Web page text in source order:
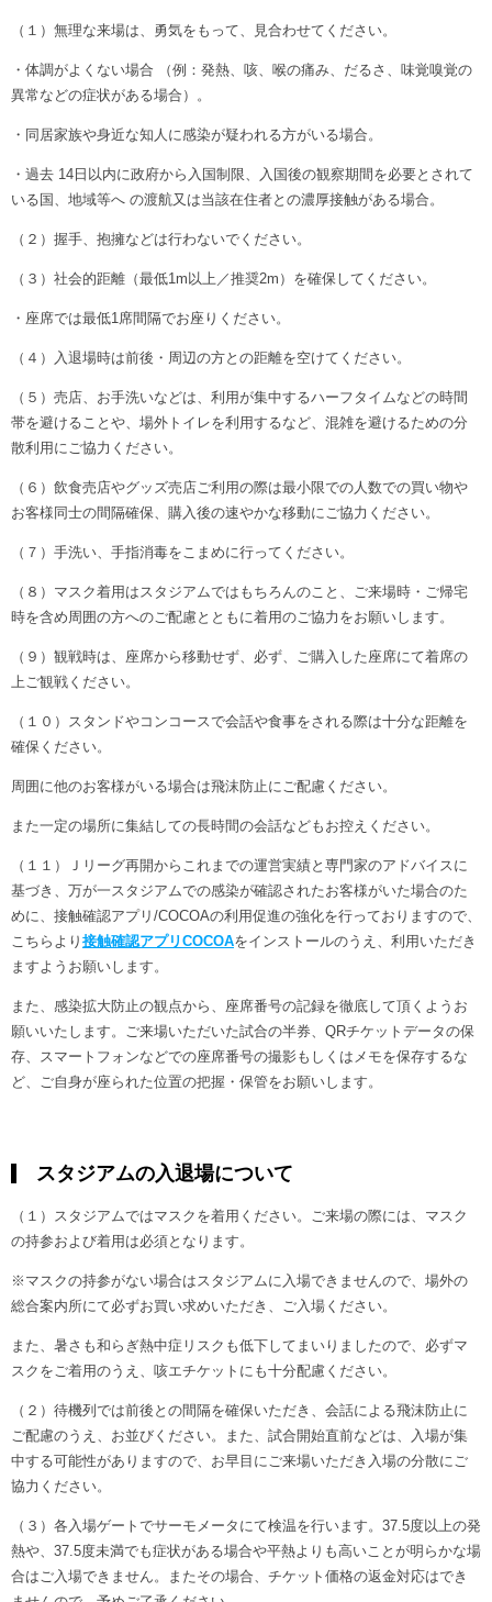
（１）無理な来場は、勇気をもって、見合わせてください。
・体調がよくない場合 （例：発熱、咳、喉の痛み、だるさ、味覚嗅覚の
異常などの症状がある場合）。
・同居家族や身近な知人に感染が疑われる方がいる場合。
・過去 14日以内に政府から入国制限、入国後の観察期間を必要とされて
いる国、地域等へ の渡航又は当該在住者との濃厚接触がある場合。
（２）握手、抱擁などは行わないでください。
（３）社会的距離（最低1m以上／推奨2m）を確保してください。
・座席では最低1席間隔でお座りください。
（４）入退場時は前後・周辺の方との距離を空けてください。
（５）売店、お手洗いなどは、利用が集中するハーフタイムなどの時間
帯を避けることや、場外トイレを利用するなど、混雑を避けるための分
散利用にご協力ください。
（６）飲食売店やグッズ売店ご利用の際は最小限での人数での買い物や
お客様同士の間隔確保、購入後の速やかな移動にご協力ください。
（７）手洗い、手指消毒をこまめに行ってください。
（８）マスク着用はスタジアムではもちろんのこと、ご来場時・ご帰宅
時を含め周囲の方へのご配慮とともに着用のご協力をお願いします。
（９）観戦時は、座席から移動せず、必ず、ご購入した座席にて着席の
上ご観戦ください。
（１０）スタンドやコンコースで会話や食事をされる際は十分な距離を
確保ください。
周囲に他のお客様がいる場合は飛沫防止にご配慮ください。
また一定の場所に集結しての長時間の会話などもお控えください。
（１１）Ｊリーグ再開からこれまでの運営実績と専門家のアドバイスに
基づき、万が一スタジアムでの感染が確認されたお客様がいた場合のた
めに、接触確認アプリ/COCOAの利用促進の強化を行っておりますので、
こちらより 接触確認アプリCOCOAをインストールのうえ、利用いただき
ますようお願いします。
また、感染拡大防止の観点から、座席番号の記録を徹底して頂くようお
願いいたします。ご来場いただいた試合の半券、QRチケットデータの保
存、スマートフォンなどでの座席番号の撮影もしくはメモを保存するな
ど、ご自身が座られた位置の把握・保管をお願いします。
スタジアムの入退場について
（１）スタジアムではマスクを着用ください。ご来場の際には、マスク
の持参および着用は必須となります。
※マスクの持参がない場合はスタジアムに入場できませんので、場外の
総合案内所にて必ずお買い求めいただき、ご入場ください。
また、暑さも和らぎ熱中症リスクも低下してまいりましたので、必ずマ
スクをご着用のうえ、咳エチケットにも十分配慮ください。
（２）待機列では前後との間隔を確保いただき、会話による飛沫防止に
ご配慮のうえ、お並びください。また、試合開始直前などは、入場が集
中する可能性がありますので、お早目にご来場いただき入場の分散にご
協力ください。
（３）各入場ゲートでサーモメータにて検温を行います。37.5度以上の発
熱や、37.5度未満でも症状がある場合や平熱よりも高いことが明らかな場
合はご入場できません。またその場合、チケット価格の返金対応はでき